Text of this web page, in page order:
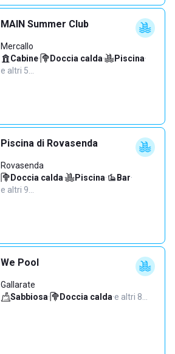
MAIN Summer Club
Mercallo
Cabine· Doccia calda· Piscina·
e altri 5…
Piscina di Rovasenda
Rovasenda
Doccia calda· Piscina· Bar·
e altri 9…
We Pool
Gallarate
Sabbiosa· Doccia calda·e altri 8…